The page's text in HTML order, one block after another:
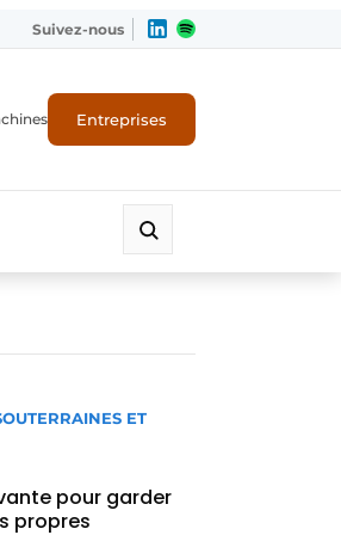
Suivez-nous
Entreprises
ET
pour garder
propres